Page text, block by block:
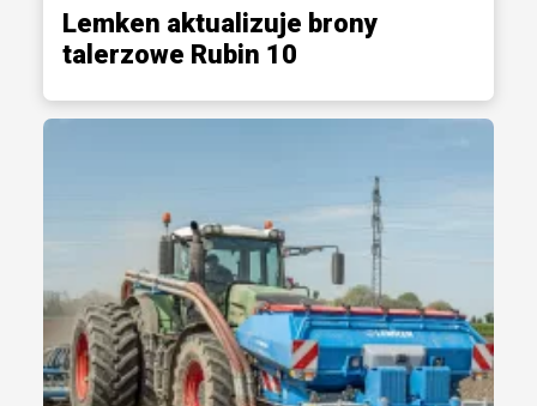
Lemken aktualizuje brony
talerzowe Rubin 10